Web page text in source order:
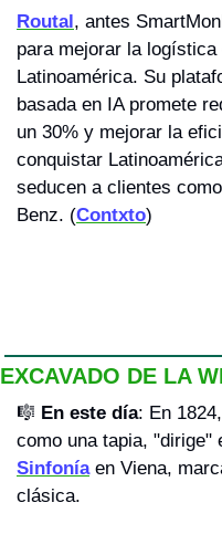
Routal , antes
para mejorar la
Latinoamérica. Su
basada en IA promete
un 30% y mejorar la
conquistar
seducen a clientes
Benz. (Contxto)
EXCAVADO DE LA
🎼 En este día: En
como una tapia, "dirige"
Sinfonía en Viena,
clásica.